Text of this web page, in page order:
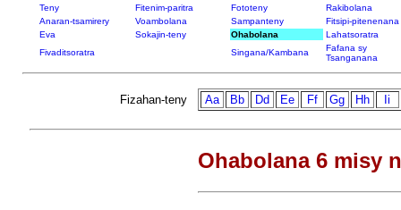
Teny Fitenim-paritra Fototeny
Rakibolana
Anaran-tsamirery
Voambolana Sampanteny
Fitsipi-pitenenana
Eva
Sokajin-teny Ohabolana
Lahatsoratra
Fivaditsoratra
Singana/Kambana
Fafana sy
Tsanganana
Fizahan-teny Aa Bb Dd Ee Ff Gg Hh Ii
Ohabolana 6 misy